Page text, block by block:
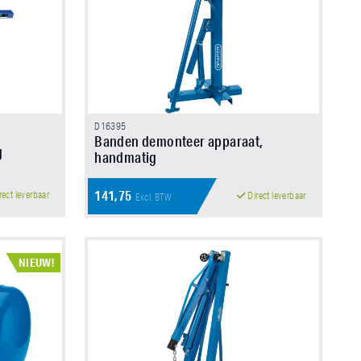
leverbaar
D16395
Banden demonteer apparaat,
handmatig
141,75 Excl. BTW Direct leverbaar
NIEUW!